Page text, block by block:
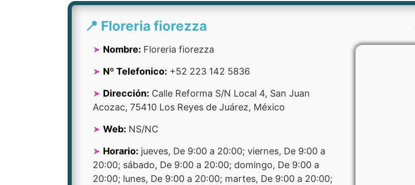
📍 Floreria fiorezza
Nombre: Floreria fiorezza
Nº Telefonico: +52 223 142 5836
Dirección: Calle Reforma S/N Local 4, San Juan
Acozac, 75410 Los Reyes de Juárez, México
Web: NS/NC
Horario: jueves, De 9:00 a 20:00; viernes, De 9:00 a
20:00; sábado, De 9:00 a 20:00; domingo, De 9:00 a
20:00; lunes, De 9:00 a 20:00; martes, De 9:00 a 20:00;